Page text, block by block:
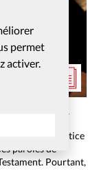
permet
activer.
ceux qui
le soleil de justice
paroles de
Pourtant,